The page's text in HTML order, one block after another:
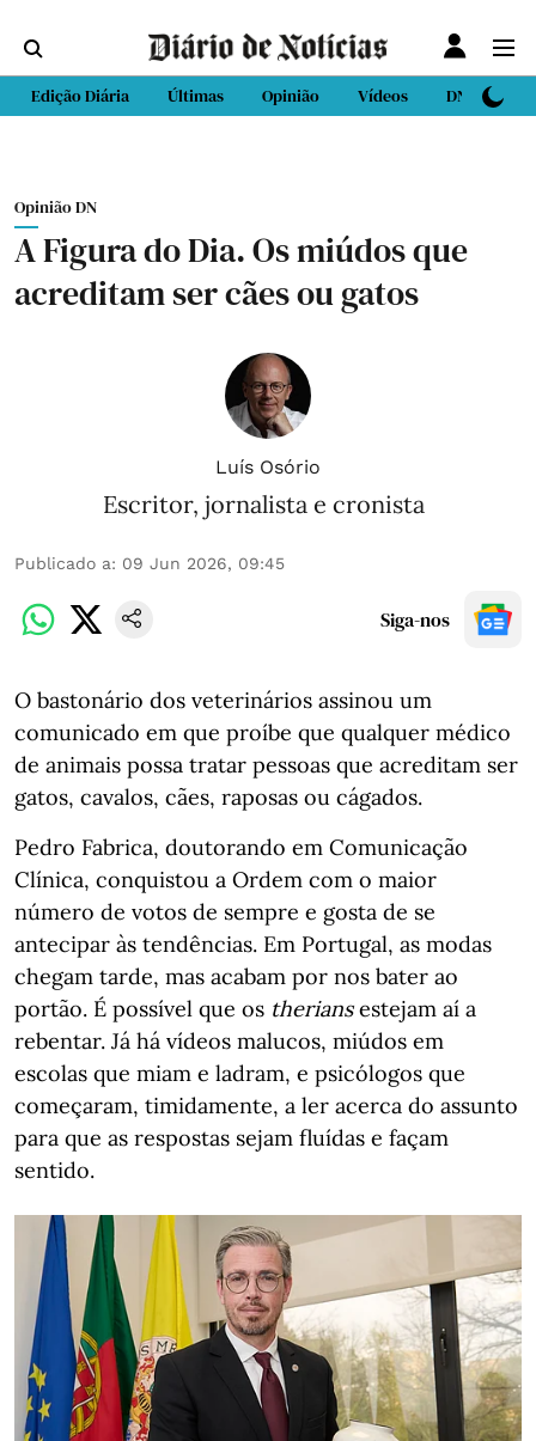
Edição Diária Últimas Opinião Vídeos DN Sport
Opinião DN
A Figura do Dia. Os miúdos que
acreditam ser cães ou gatos
Luís Osório
Escritor, jornalista e cronista
Publicado a: 09 Jun 2026, 09:45
Siga-nos
O bastonário dos veterinários assinou um
comunicado em que proíbe que qualquer médico
de animais possa tratar pessoas que acreditam ser
gatos, cavalos, cães, raposas ou cágados.
Pedro Fabrica, doutorando em Comunicação
Clínica, conquistou a Ordem com o maior
número de votos de sempre e gosta de se
antecipar às tendências. Em Portugal, as modas
chegam tarde, mas acabam por nos bater ao
portão. É possível que os theriansestejam aí a
rebentar. Já há vídeos malucos, miúdos em
escolas que miam e ladram, e psicólogos que
começaram, timidamente, a ler acerca do assunto
para que as respostas sejam fluídas e façam
sentido.